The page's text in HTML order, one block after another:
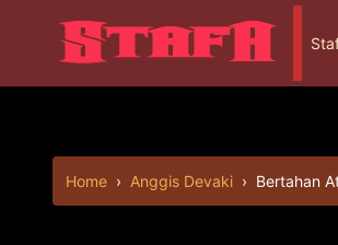
Home › Anggis Devaki › Bertahan